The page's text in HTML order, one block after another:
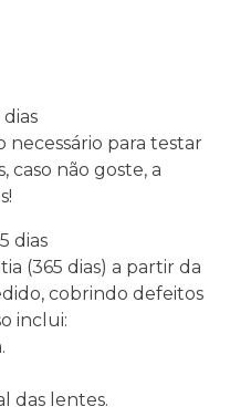
para testar
caso não goste, a
dias
(365 dias) a partir da
cobrindo defeitos
inclui:
das lentes.